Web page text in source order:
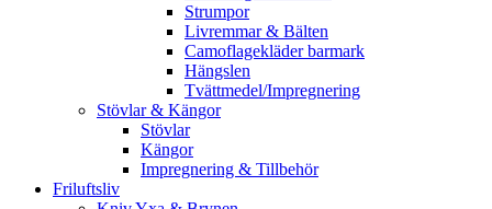
Strumpor
Livremmar & Bälten
Camoflagekläder barmark
Hängslen
Tvättmedel/Impregnering
Stövlar & Kängor
Stövlar
Kängor
Impregnering & Tillbehör
Friluftsliv